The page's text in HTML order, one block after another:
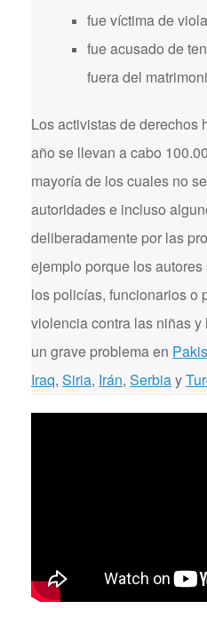
fue víctima de
fue acusado de
fuera del
Los activistas de derechos
año se llevan a cabo
mayoría de los cuales no
autoridades e incluso
deliberadamente por las
ejemplo porque los
los policías, funcionarios o
violencia contra las niñas
un grave problema en
Iraq, Siria, Irán, Serbiay